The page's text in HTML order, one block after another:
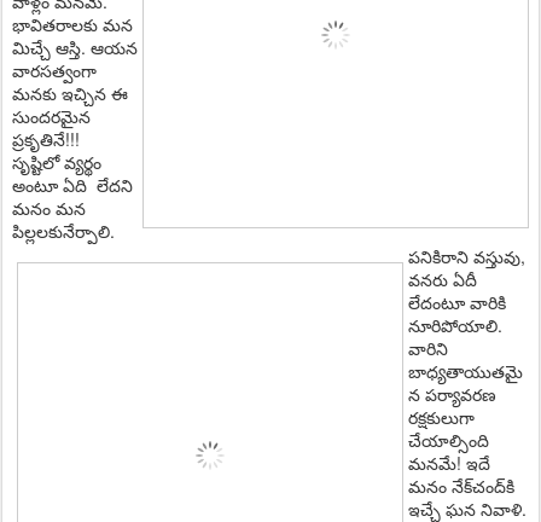
భావిత‌రాల‌కు మ‌న
మిచ్చే ఆస్తి. ఆయ‌న
వార‌సత్వంగా
మ‌న‌కు ఇచ్చిన ఈ
సుంద‌ర‌మైన
ప్ర‌కృతినే!!!
సృష్టిలో వ్యర్థం
అంటూ ఏది లేదని
మ‌నం మ‌న
పిల్ల‌ల‌కునేర్పాలి.
ప‌నికిరాని వస్తువు,
వనరు ఏదీ
లేదంటూ వారికి
నూరిపోయాలి.
వారిని
బాధ్య‌తాయుత‌మై
న ప‌ర్యావ‌ర‌ణ
ర‌క్ష‌కులుగా
చేయాల్సింది
మ‌న‌మే! ఇదే
మ‌నం నేక్‌చంద్‌కి
ఇచ్చే ఘ‌న నివాళి.